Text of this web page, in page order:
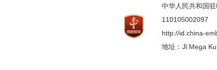
中华人民共和国
110105002097
http://id.china-
地址：Jl.Mega